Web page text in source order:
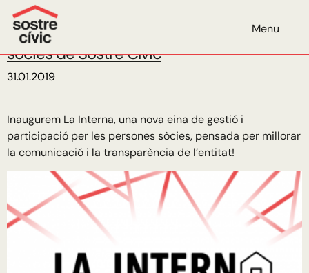
Menu
Mes:gener de 2019
La Interna: el nou espai virtual pels socis i
sòcies de Sostre Cívic
31.01.2019
Inaugurem La Interna, una nova eina de gestió i
participació per les persones sòcies, pensada per millorar
la comunicació i la transparència de l’entitat!